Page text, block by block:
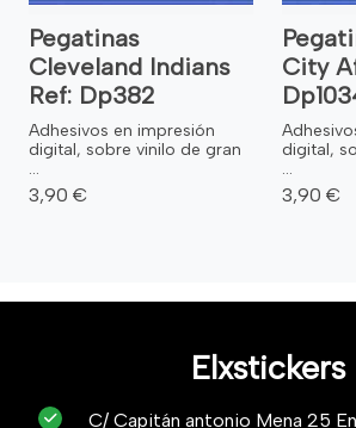
Pegatinas
Cleveland Indians
Ref: Dp382
Adhesivos en impresión
digital, sobre vinilo de gran
...
3,90 €
City
digital,
...
3,90 €
Elxstickers
C/ Capitán antonio Mena 25